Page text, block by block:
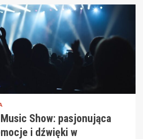
Show: pasjonująca
i dźwięki w